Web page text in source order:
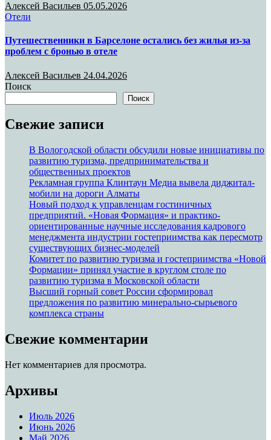
Алексей Васильев 05.05.2026
Отели
Путешественники в Барселоне остались без жилья из-за
проблем с бронью в отеле
Алексей Васильев 24.04.2026
Поиск
Поиск
Свежие записи
В Вологодской области обсудили новые инициативы по
развитию туризма, предпринимательства и
общественных проектов
Рекламная группа Клинтаун Медиа вывела диджитал-
мобили на дороги Алматы
Новый подход к управленцам гостиничных
предприятий. «Новая Формация» и практико-
ориентированные научные исследования кадрового
менеджмента индустрии гостеприимства как пересмотр
существующих бизнес-моделей
Комитет по развитию туризма и гостеприимства «Новой
Формации» принял участие в круглом столе по
развитию туризма в Московской области
Высший горный совет России сформировал
предложения по развитию минерально-сырьевого
комплекса страны
Свежие комментарии
Нет комментариев для просмотра.
Архивы
Июль 2026
Июнь 2026
Май 2026